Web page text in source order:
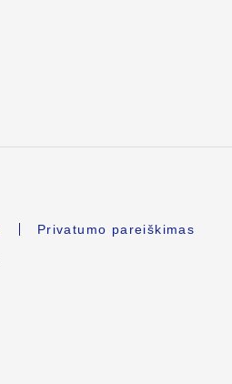
Privatumo pareiškimas